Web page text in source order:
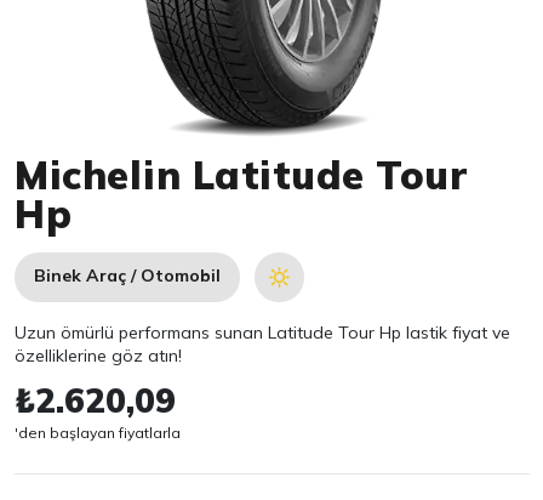
Michelin Latitude Tour
Hp
Binek Araç / Otomobil
Uzun ömürlü performans sunan Latitude Tour Hp lastik fiyat ve
özelliklerine göz atın!
₺2.620,09
'den başlayan fiyatlarla